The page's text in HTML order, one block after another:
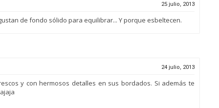
25 julio, 2013
de fondo sólido para equilibrar... Y porque esbeltecen.
24 julio, 2013
y con hermosos detalles en sus bordados. Si además te